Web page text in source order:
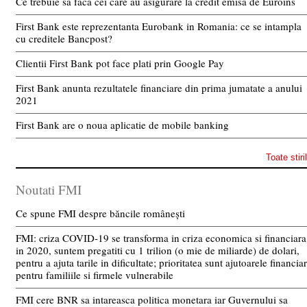
First Bank este reprezentanta Eurobank in Romania: ce se intampla
cu creditele Bancpost?
Clientii First Bank pot face plati prin Google Pay
First Bank anunta rezultatele financiare din prima jumatate a anului
2021
First Bank are o noua aplicatie de mobile banking
Toate
Noutati FMI
Ce spune FMI despre băncile românești
FMI: criza COVID-19 se transforma in criza economica si financiara
in 2020, suntem pregatiti cu 1 trilion (o mie de miliarde) de dolari,
pentru a ajuta tarile in dificultate; prioritatea sunt ajutoarele
pentru familiile si firmele vulnerabile
FMI cere BNR sa intareasca politica monetara iar Guvernului sa